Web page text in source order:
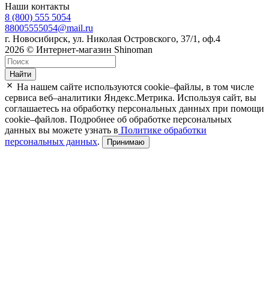
Наши контакты
8 (800) 555 5054
88005555054@mail.ru
г. Новосибирск, ул. Николая Островского, 37/1, оф.4
2026 © Интернет-магазин Shinoman
Найти
На нашем сайте используются cookie–файлы, в том числе
сервиса веб–аналитики Яндекс.Метрика. Используя сайт, вы
соглашаетесь на обработку персональных данных при помощи
cookie–файлов. Подробнее об обработке персональных
данных вы можете узнать в Политике обработки
персональных данных. Принимаю